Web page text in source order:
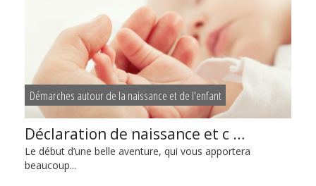
Démarches autour de la naissance et de l'enfant
Déclaration de naissance et c …
Le début d’une belle aventure, qui vous apportera
beaucoup...